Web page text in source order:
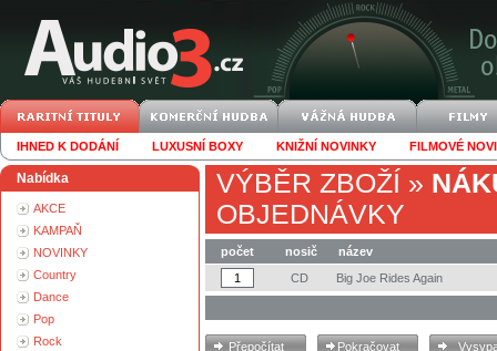
IHNED K DODÁNÍ LUXUSNÍ BOXY KNIŽNÍ NOVINKY FILMOVÉ
Nabídka
AKCE
KAMPAŇ
NOVINKY
Country
Dance
Pop
Rock
VÝBĚR ZBOŽÍ »
OBJEDNÁVKY
počet nosič
název
CD
Big Joe Rides Again